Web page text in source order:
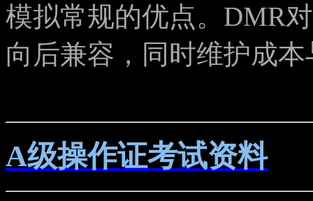
模拟常规的优点。DMR
向后兼容，同时维护成
A级操作证考试资料